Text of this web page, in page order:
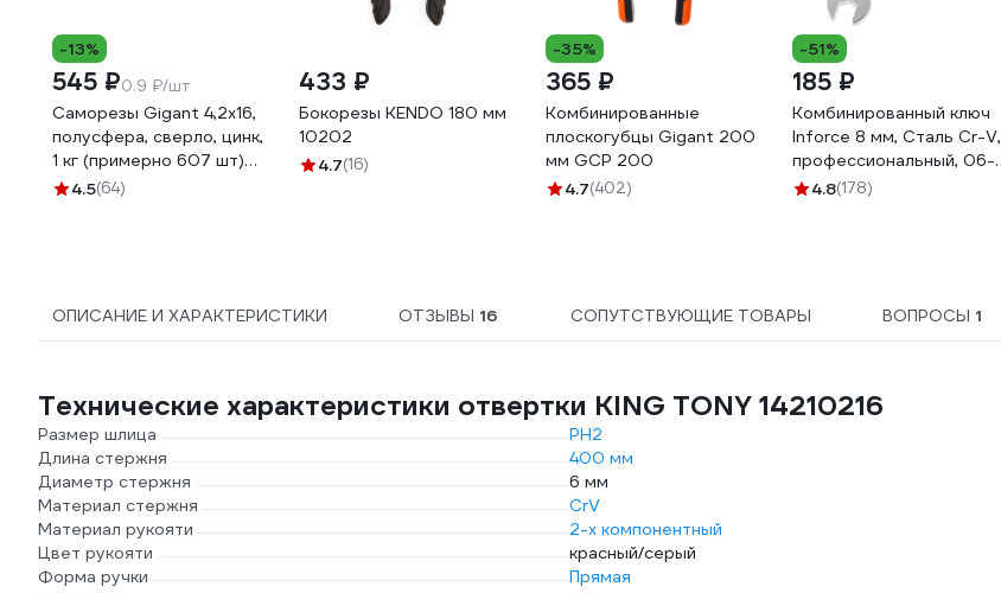
-13%
545 ₽0.9 ₽/шт
Саморезы Gigant 4,2x16,
полусфера, сверло, цинк,
1 кг (примерно 607 шт)
123574
4.5(64)
433 ₽
Бокорезы KENDO 180 мм
10202
4.7(16)
-35%
365 ₽
Комбинированные
плоскогубцы Gigant 200
мм GCP 200
4.7(402)
-51%
185 ₽
Комбинированный ключ
Inforce 8 мм, Сталь Cr-V,
профессиональный, 06-
05-10
4.8(178)
ОПИСАНИЕ И ХАРАКТЕРИСТИКИ ОТЗЫВЫ 16 СОПУТСТВУЮЩИЕ ТОВАРЫ ВОПРОСЫ 1
Технические характеристики отвертки KING TONY 14210216
Размер шлица
PH2
Длина стержня
400 мм
Диаметр стержня
6 мм
Материал стержня
CrV
Материал рукояти
2-х компонентный
Цвет рукояти
красный/серый
Форма ручки
Прямая